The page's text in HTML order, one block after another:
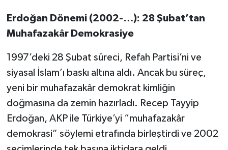
Erdoğan Dönemi (2002-…): 28 Şubat’tan
Muhafazakâr Demokrasiye
1997’deki 28 Şubat süreci, Refah Partisi’ni ve
siyasal İslam’ı baskı altına aldı. Ancak bu süreç,
yeni bir muhafazakâr demokrat kimliğin
doğmasına da zemin hazırladı. Recep Tayyip
Erdoğan, AKP ile Türkiye’yi “muhafazakâr
demokrasi” söylemi etrafında birleştirdi ve 2002